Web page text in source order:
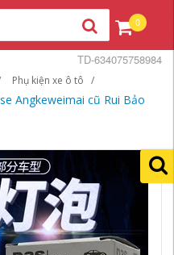
0
Phụ kiện xe ô tô
Angkeweimai cũ Rui Bảo
TD-634075758984